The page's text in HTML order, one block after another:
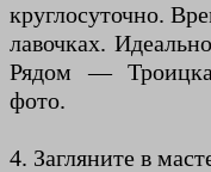
круглосуточно.
лавочках.
Рядом —
фото.
4. Загляните в